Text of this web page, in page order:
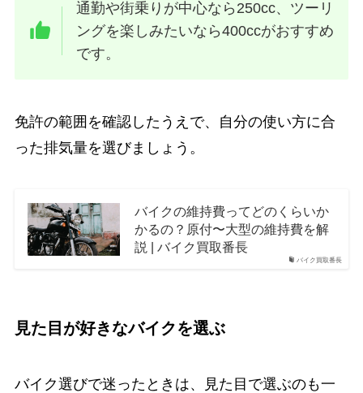
通勤や街乗りが中心なら250cc、ツーリ
ングを楽しみたいなら400ccがおすすめ
です。
免許の範囲を確認したうえで、自分の使い方に合
った排気量を選びましょう。
バイク買取番長
バイクの維持費ってどのくらいか
かるの？原付〜大型の維持費を解
説 | バイク買取番長
見た目が好きなバイクを選ぶ
バイク選びで迷ったときは、見た目で選ぶのも一